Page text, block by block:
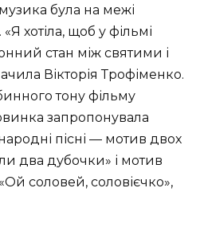
була на межі
«Я хотіла, щоб у фільмі
стан між святими і
Вікторія Трофіменко.
тону фільму
запропонувала
пісні — мотив двох
два дубочки» і мотив
соловей, соловієчко»,